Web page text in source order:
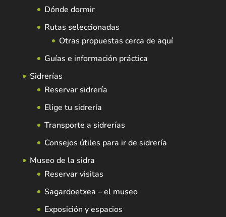
Dónde dormir
Rutas seleccionadas
Otras propuestas cerca de aquí
Guías e información práctica
Sidrerías
Reservar sidrería
Elige tu sidrería
Transporte a sidrerías
Consejos útiles para ir de sidrería
Museo de la sidra
Reservar visitas
Sagardoetxea – el museo
Exposición y espacios